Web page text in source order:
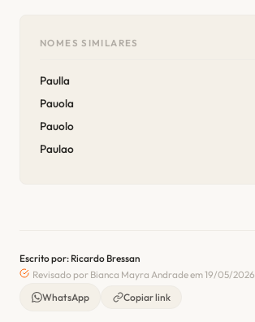
NOMES SIMILARES
Paulla
Pauola
Pauolo
Paulao
Escrito por: Ricardo Bressan
Revisado por Bianca Mayra Andrade em 19/05/2026
WhatsApp
Copiar link